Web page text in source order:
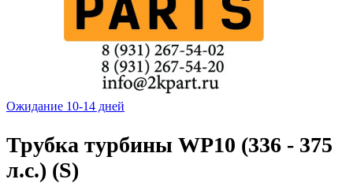
Ожидание 10-14 дней
Трубка турбины WP10 (336 - 375
л.с.) (S)